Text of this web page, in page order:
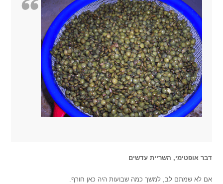
דבר אופטימי, השריית עדשים
אם לא שמתם לב, למשך כמה שבועות היה כאן חורף.